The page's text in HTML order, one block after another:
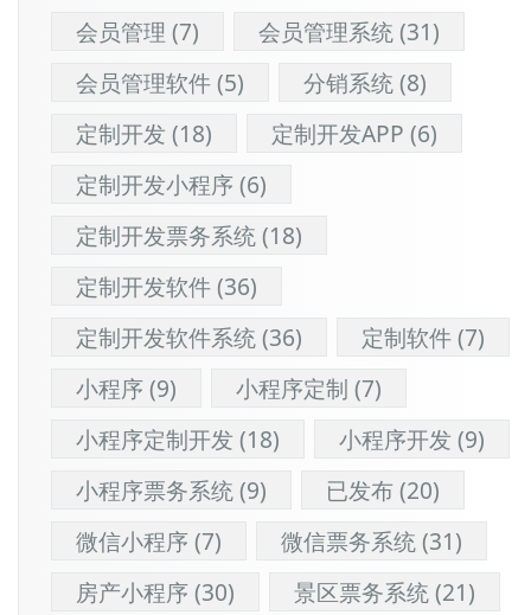
会员管理 (7) 会员管理系统(31)
会员管理软件(5) 分销系统(8)
定制开发 (18) 定制开发APP (6)
定制开发小程序(6)
定制开发票务系统(18)
定制开发软件(36)
定制开发软件系统(36) 定制软件(7)
小程序(9) 小程序定制 (7)
小程序定制开发 (18) 小程序开发 (9)
小程序票务系统(9) 已发布(20)
微信小程序(7) 微信票务系统(31)
房产小程序(30) 景区票务系统(21)